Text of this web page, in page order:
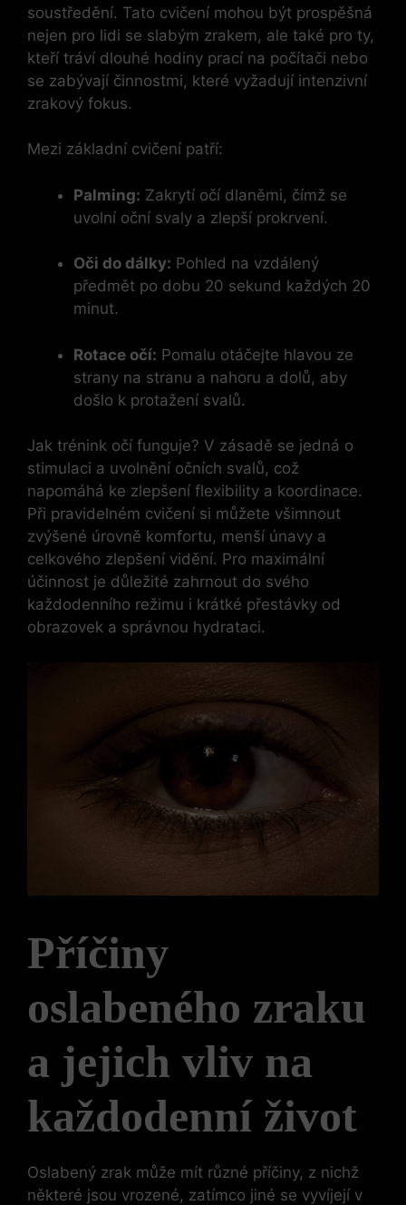
soustředění. Tato cvičení mohou být prospěšná
nejen pro lidi se slabým zrakem, ale také pro ty,
kteří tráví dlouhé hodiny prací na počítači nebo
se zabývají činnostmi, které vyžadují intenzivní
zrakový fokus.
Mezi základní cvičení patří:
Palming: Zakrytí očí dlaněmi, čímž se
uvolní oční svaly a zlepší prokrvení.
Oči do dálky: Pohled na vzdálený
předmět po dobu 20 sekund každých 20
minut.
Rotace očí: Pomalu otáčejte hlavou ze
strany na stranu a nahoru a dolů, aby
došlo k protažení svalů.
Jak trénink očí funguje? V zásadě se jedná o
stimulaci a uvolnění očních svalů, což
napomáhá ke zlepšení flexibility a koordinace.
Při pravidelném cvičení si můžete všimnout
zvýšené úrovně komfortu, menší únavy a
celkového zlepšení vidění. Pro maximální
účinnost je důležité zahrnout do svého
každodenního režimu i krátké přestávky od
obrazovek a správnou hydrataci.
Příčiny
oslabeného zraku
a jejich vliv na
každodenní život
Oslabený zrak může mít různé příčiny, z nichž
některé jsou vrozené, zatímco jiné se vyvíjejí v